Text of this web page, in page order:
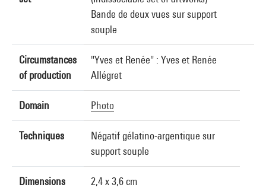
Bande de deux vues sur support
souple
Circumstances
of production
"Yves et Renée" : Yves et Renée
Allégret
Domain Photo
Techniques
Négatif gélatino-argentique sur
support souple
Dimensions 2,4 x 3,6 cm